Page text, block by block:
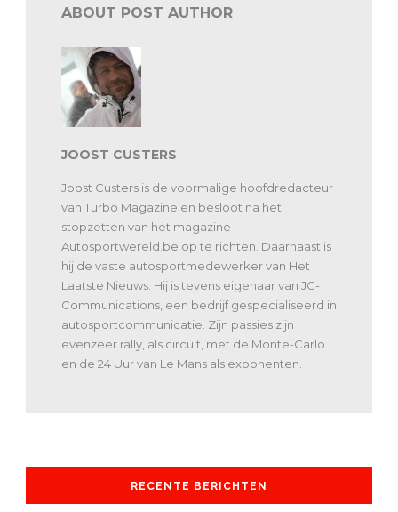
ABOUT POST AUTHOR
JOOST CUSTERS
Joost Custers is de voormalige hoofdredacteur
van Turbo Magazine en besloot na het
stopzetten van het magazine
Autosportwereld.be op te richten. Daarnaast is
hij de vaste autosportmedewerker van Het
Laatste Nieuws. Hij is tevens eigenaar van JC-
Communications, een bedrijf gespecialiseerd in
autosportcommunicatie. Zijn passies zijn
evenzeer rally, als circuit, met de Monte-Carlo
en de 24 Uur van Le Mans als exponenten.
RECENTE BERICHTEN